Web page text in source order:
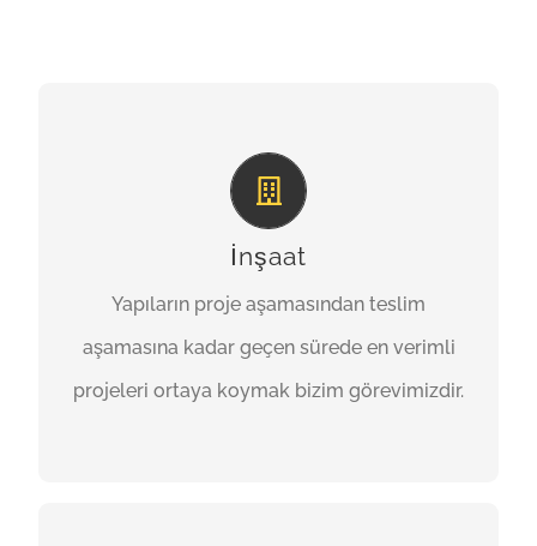
İnşaat
Yapıların proje aşamasından teslim
aşamasına kadar geçen sürede en verimli
projeleri ortaya koymak bizim görevimizdir.
Yapıların proje aşamasından teslim
aşamasına kadar geçen sürede en verimli
projeleri ortaya koymak bizim görevimizdir.
Bu görev bilinci ile sizlere her zaman en iyi
olanı sunmaya çalışacağız.